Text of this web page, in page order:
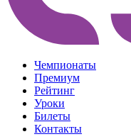
Чемпионаты
Премиум
Рейтинг
Уроки
Билеты
Контакты